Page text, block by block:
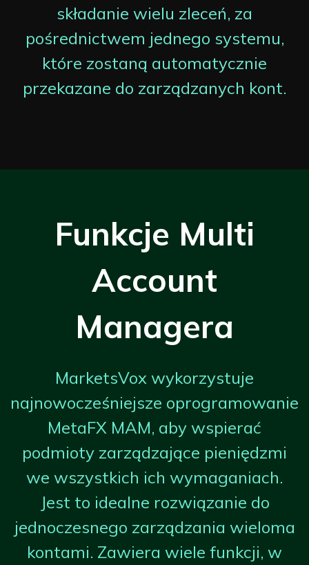
składanie wielu zleceń, za
pośrednictwem jednego systemu,
które zostaną automatycznie
przekazane do zarządzanych kont.
Funkcje Multi
Account
Managera
MarketsVox wykorzystuje
najnowocześniejsze oprogramowanie
MetaFX MAM, aby wspierać
podmioty zarządzające pieniędzmi
we wszystkich ich wymaganiach.
Jest to idealne rozwiązanie do
jednoczesnego zarządzania wieloma
kontami. Zawiera wiele funkcji, w